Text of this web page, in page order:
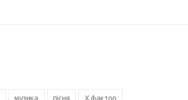
музика пісня Х фактор